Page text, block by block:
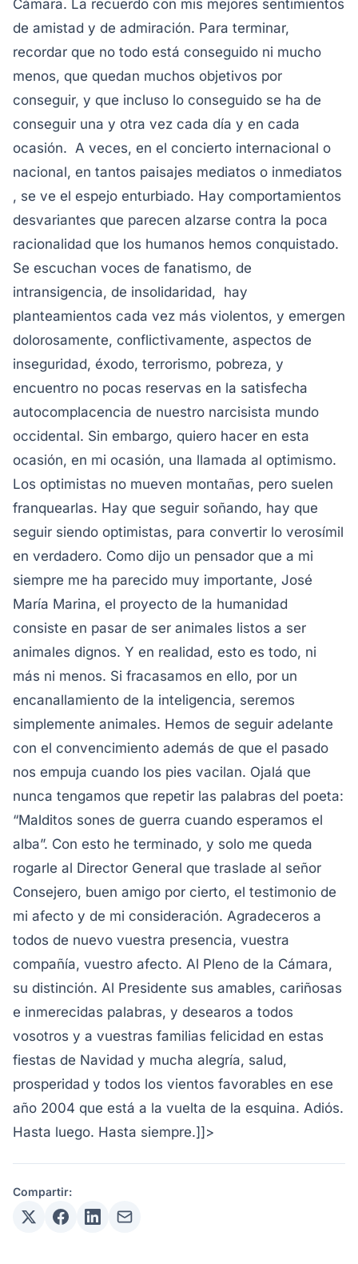
Cámara. La recuerdo con mis mejores sentimientos
de amistad y de admiración. Para terminar,
recordar que no todo está conseguido ni mucho
menos, que quedan muchos objetivos por
conseguir, y que incluso lo conseguido se ha de
conseguir una y otra vez cada día y en cada
ocasión. A veces, en el concierto internacional o
nacional, en tantos paisajes mediatos o inmediatos
, se ve el espejo enturbiado. Hay comportamientos
desvariantes que parecen alzarse contra la poca
racionalidad que los humanos hemos conquistado.
Se escuchan voces de fanatismo, de
intransigencia, de insolidaridad, hay
planteamientos cada vez más violentos, y emergen
dolorosamente, conflictivamente, aspectos de
inseguridad, éxodo, terrorismo, pobreza, y
encuentro no pocas reservas en la satisfecha
autocomplacencia de nuestro narcisista mundo
occidental. Sin embargo, quiero hacer en esta
ocasión, en mi ocasión, una llamada al optimismo.
Los optimistas no mueven montañas, pero suelen
franquearlas. Hay que seguir soñando, hay que
seguir siendo optimistas, para convertir lo verosímil
en verdadero. Como dijo un pensador que a mi
siempre me ha parecido muy importante, José
María Marina, el proyecto de la humanidad
consiste en pasar de ser animales listos a ser
animales dignos. Y en realidad, esto es todo, ni
más ni menos. Si fracasamos en ello, por un
encanallamiento de la inteligencia, seremos
simplemente animales. Hemos de seguir adelante
con el convencimiento además de que el pasado
nos empuja cuando los pies vacilan. Ojalá que
nunca tengamos que repetir las palabras del poeta:
“Malditos sones de guerra cuando esperamos el
alba”. Con esto he terminado, y solo me queda
rogarle al Director General que traslade al señor
Consejero, buen amigo por cierto, el testimonio de
mi afecto y de mi consideración. Agradeceros a
todos de nuevo vuestra presencia, vuestra
compañía, vuestro afecto. Al Pleno de la Cámara,
su distinción. Al Presidente sus amables, cariñosas
e inmerecidas palabras, y desearos a todos
vosotros y a vuestras familias felicidad en estas
fiestas de Navidad y mucha alegría, salud,
prosperidad y todos los vientos favorables en ese
año 2004 que está a la vuelta de la esquina. Adiós.
Hasta luego. Hasta siempre.]]>
Compartir: